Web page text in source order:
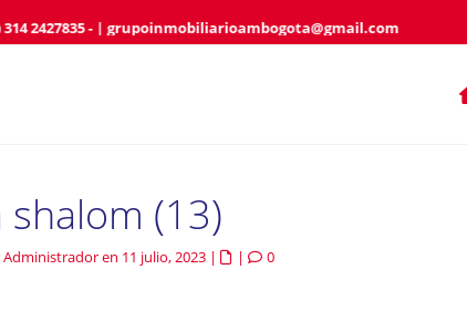
2427835- |grupoinmobiliarioambogota@gmail.com
shalom (13)
en 11 julio, 2023 | | 0